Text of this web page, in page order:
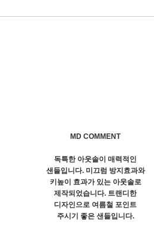
MD COMMENT
독특한 아웃솔이 매력적인
샌들입니다. 미끄럼 방지효과와
키높이 효과가 있는 아웃솔로
제작되었습니다. 트랜디한
디자인으로 여름철 포인트
주시기 좋은 샌들입니다.